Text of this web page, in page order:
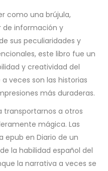
como una brújula,
de información y
sus peculiaridades y
este libro fue un
y creatividad del
veces son las historias
más duraderas.
transportarnos a otros
mágica. Las
epub en Diario de un
la habilidad español del
la narrativa a veces se